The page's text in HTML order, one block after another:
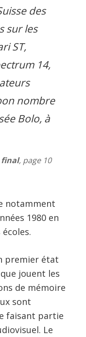
des
sur les
ST,
14,
nombre
Bolo, à
final, page 10
notamment
1980 en
premier état
jouent les
de mémoire
sont
faisant partie
Le